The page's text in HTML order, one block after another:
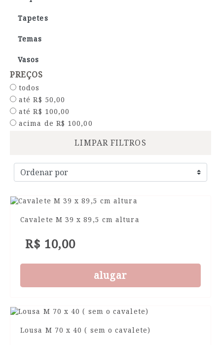
Tapetes
Temas
Vasos
PREÇOS
todos
até R$ 50,00
até R$ 100,00
acima de R$ 100,00
LIMPAR FILTROS
Cavalete M 39 x 89,5 cm altura
R$ 10,00
alugar
Lousa M 70 x 40 ( sem o cavalete)